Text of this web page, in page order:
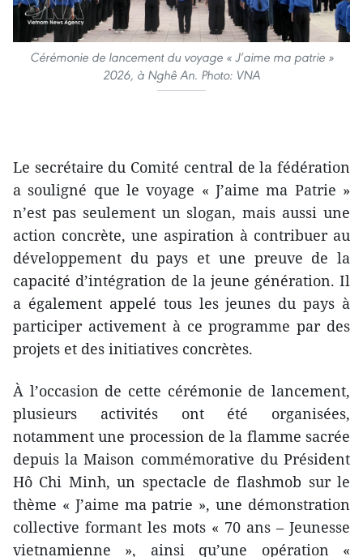
Cérémonie de lancement du voyage « J’aime ma patrie »
2026, à Nghê An. Photo: VNA
Le secrétaire du Comité central de la fédération
a souligné que le voyage « J’aime ma Patrie »
n’est pas seulement un slogan, mais aussi une
action concrète, une aspiration à contribuer au
développement du pays et une preuve de la
capacité d’intégration de la jeune génération. Il
a également appelé tous les jeunes du pays à
participer activement à ce programme par des
projets et des initiatives concrètes.
À l’occasion de cette cérémonie de lancement,
plusieurs activités ont été organisées,
notamment une procession de la flamme sacrée
depuis la Maison commémorative du Président
Hô Chi Minh, un spectacle de flashmob sur le
thème « J’aime ma patrie », une démonstration
collective formant les mots « 70 ans – Jeunesse
vietnamienne », ainsi qu’une opération «